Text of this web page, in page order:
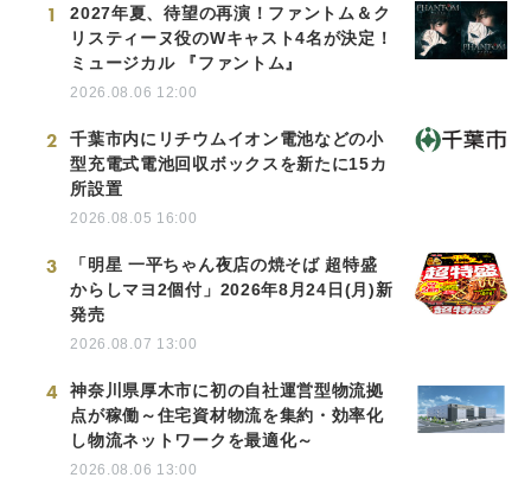
1
2027年夏、待望の再演！ファントム＆ク
リスティーヌ役のWキャスト4名が決定！
ミュージカル 『ファントム』
2026.08.06 12:00
2
千葉市内にリチウムイオン電池などの小
型充電式電池回収ボックスを新たに15カ
所設置
2026.08.05 16:00
3
「明星 一平ちゃん夜店の焼そば 超特盛
からしマヨ2個付」2026年8月24日(月)新
発売
2026.08.07 13:00
4
神奈川県厚木市に初の自社運営型物流拠
点が稼働～住宅資材物流を集約・効率化
し物流ネットワークを最適化～
2026.08.06 13:00